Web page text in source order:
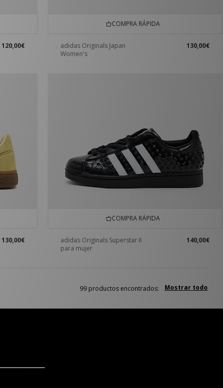
120,00€
COMPRA RÁPIDA
adidas Originals Japan
Women's
130,00€
130,00€
COMPRA RÁPIDA
adidas Originals Superstar II
para mujer
140,00€
Mostrar todo
99 productos encontrados: